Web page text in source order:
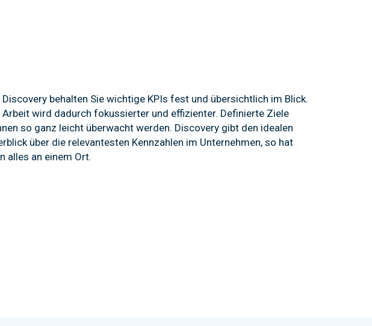
Discovery behalten Sie wichtige KPIs fest und übersichtlich im Blick.
Arbeit wird dadurch fokussierter und effizienter. Definierte Ziele
so ganz leicht überwacht werden. Discovery gibt den idealen
über die relevantesten Kennzahlen im Unternehmen, so hat
alles an einem Ort.